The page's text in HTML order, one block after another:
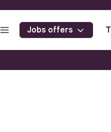
Jobs offers